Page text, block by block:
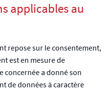
applicables au
repose sur le consentement,
est en mesure de
concernée a donné son
de données à caractère